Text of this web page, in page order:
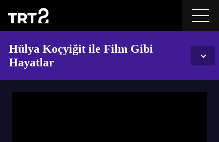
Hülya Koçyiğit ile Film Gibi
Hayatlar